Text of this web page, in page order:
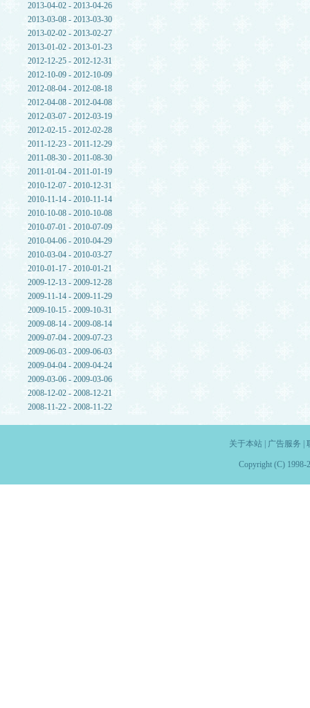
2013-04-02 - 2013-04-26
2013-03-08 - 2013-03-30
2013-02-02 - 2013-02-27
2013-01-02 - 2013-01-23
2012-12-25 - 2012-12-31
2012-10-09 - 2012-10-09
2012-08-04 - 2012-08-18
2012-04-08 - 2012-04-08
2012-03-07 - 2012-03-19
2012-02-15 - 2012-02-28
2011-12-23 - 2011-12-29
2011-08-30 - 2011-08-30
2011-01-04 - 2011-01-19
2010-12-07 - 2010-12-31
2010-11-14 - 2010-11-14
2010-10-08 - 2010-10-08
2010-07-01 - 2010-07-09
2010-04-06 - 2010-04-29
2010-03-04 - 2010-03-27
2010-01-17 - 2010-01-21
2009-12-13 - 2009-12-28
2009-11-14 - 2009-11-29
2009-10-15 - 2009-10-31
2009-08-14 - 2009-08-14
2009-07-04 - 2009-07-23
2009-06-03 - 2009-06-03
2009-04-04 - 2009-04-24
2009-03-06 - 2009-03-06
2008-12-02 - 2008-12-21
2008-11-22 - 2008-11-22
关于本站| 广告服务
Copyright (C) 1998-